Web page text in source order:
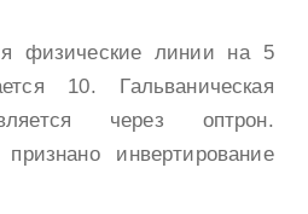
физические линии на 5
10. Гальваническая
через оптрон.
инвертирование